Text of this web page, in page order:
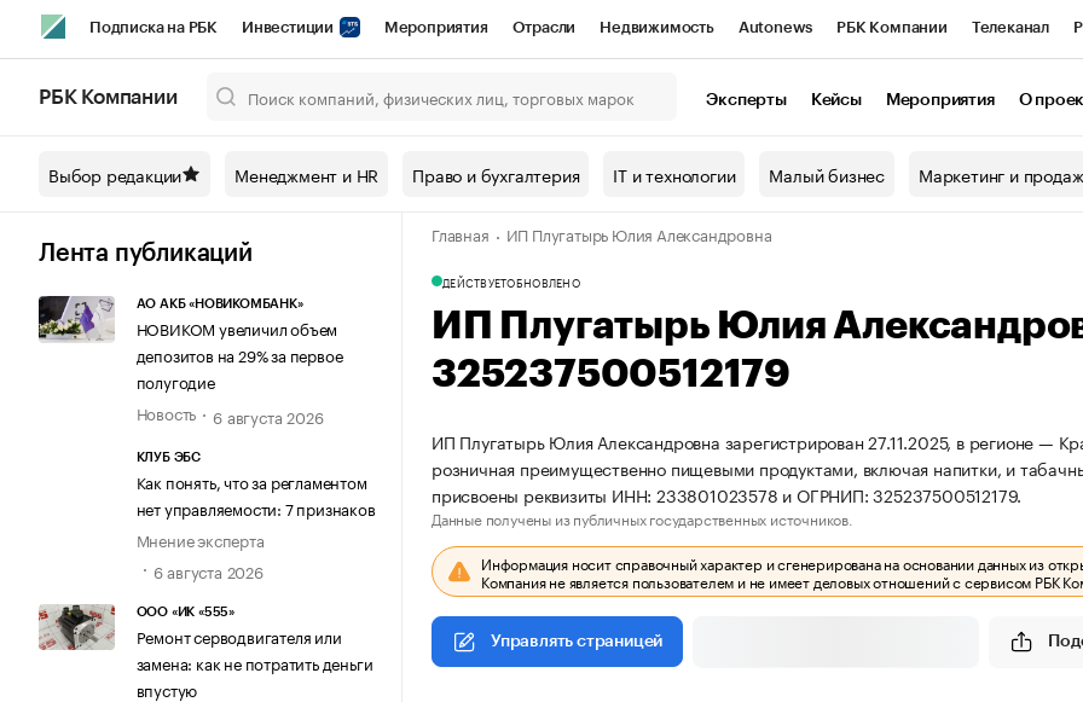
Подписка на РБК Инвестиции Мероприятия Отрасли Недвижимость Autonews РБК Компании Телеканал
Спецпроекты СПб Конференции СПб Спецпроекты Проверка контрагентов
Технологии и медиа Рынок наличной валюты
РБК Компании Эксперты Кейсы Мероприятия О
Выбор редакции Менеджмент и HR Право и бухгалтерия IT и технологии Малый бизнес Маркетинг и
Лента публикаций
АО АКБ «НОВИКОМБАНК»
НОВИКОМ увеличил объем
депозитов на 29% за первое
полугодие
Новость
6 августа 2026
КЛУБ ЭБС
Как понять, что за регламентом
нет управляемости: 7 признаков
Мнение эксперта
6 августа 2026
ООО «ИК «555»
Ремонт серводвигателя или
замена: как не потратить деньги
впустую
Главная ИП Плугатырь Юлия Александровна
ДЕЙСТВУЕТОБНОВЛЕНО
ИП Плугатырь Юлия
325237500512179
ИП Плугатырь Юлия Александровна зарегистрирован 27.11.2025, в регионе —
розничная преимущественно пищевыми продуктами, включая напитки, и
присвоены реквизиты ИНН: 233801023578 и ОГРНИП: 325237500512179.
Данные получены из публичных государственных источников.
Информация носит справочный характер и сгенерирована на основании данных из
Компания не является пользователем и не имеет деловых отношений с сервисом РБК
Управлять страницей